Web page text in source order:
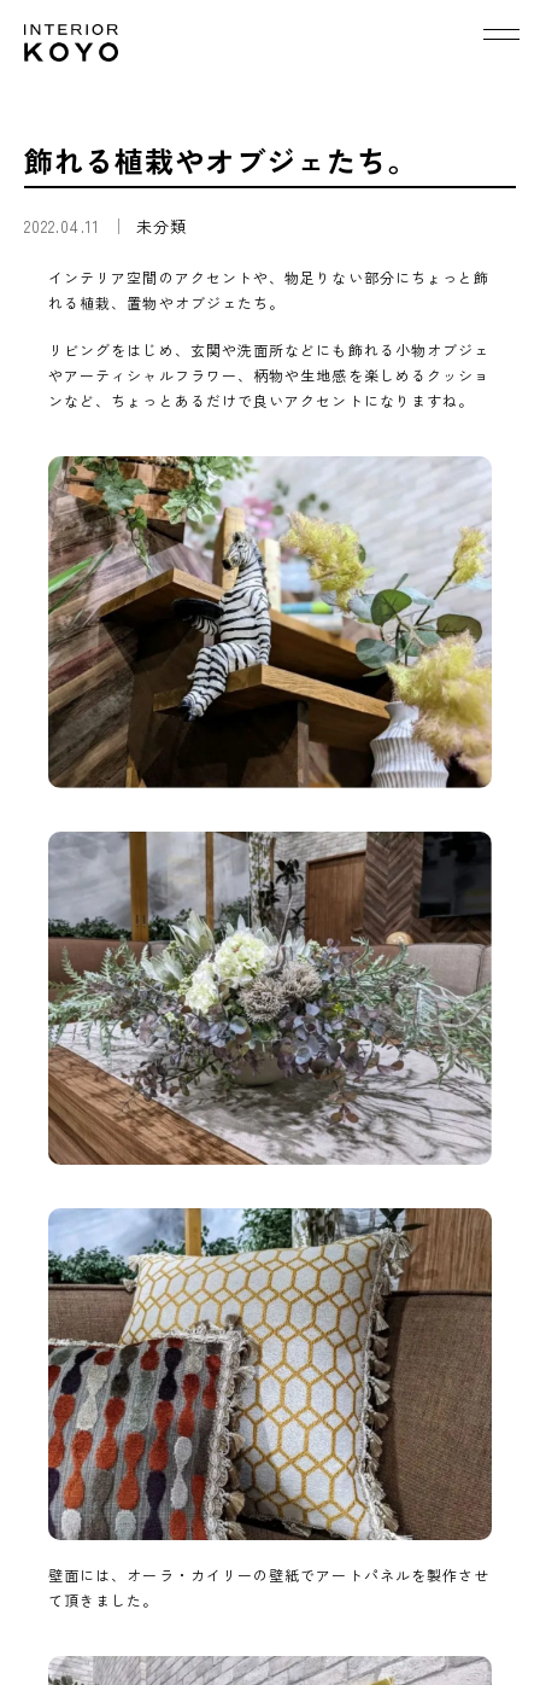
飾れる植栽やオブジェたち。
2022.04.11 未分類
インテリア空間のアクセントや、物足りない部分にちょっと飾
れる植栽、置物やオブジェたち。
リビングをはじめ、玄関や洗面所などにも飾れる小物オブジェ
やアーティシャルフラワー、柄物や生地感を楽しめるクッショ
ンなど、ちょっとあるだけで良いアクセントになりますね。
壁面には、オーラ・カイリーの壁紙でアートパネルを製作させ
て頂きました。